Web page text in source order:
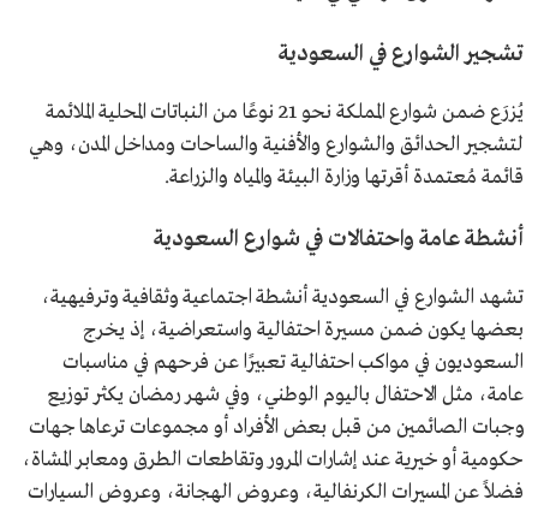
تشجير الشوارع في السعودية
يُزرَع ضمن شوارع المملكة نحو 21 نوعًا من النباتات المحلية الملائمة
لتشجير الحدائق والشوارع والأفنية والساحات ومداخل المدن، وهي
قائمة مُعتمدة أقرتها وزارة البيئة والمياه والزراعة.
أنشطة عامة واحتفالات في شوارع السعودية
تشهد الشوارع في السعودية أنشطة اجتماعية وثقافية وترفيهية،
بعضها يكون ضمن مسيرة احتفالية واستعراضية، إذ يخرج
السعوديون في مواكب احتفالية تعبيرًا عن فرحهم في مناسبات
عامة، مثل الاحتفال باليوم الوطني، وفي شهر رمضان يكثر توزيع
وجبات الصائمين من قبل بعض الأفراد أو مجموعات ترعاها جهات
حكومية أو خيرية عند إشارات المرور وتقاطعات الطرق ومعابر المشاة،
فضلاً عن المسيرات الكرنفالية، وعروض الهجانة، وعروض السيارات